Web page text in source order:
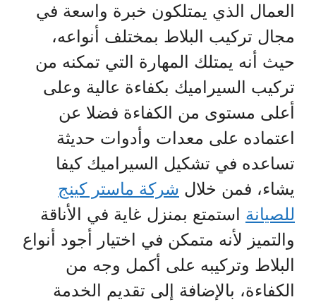
العمال الذي يمتلكون خبرة واسعة في
مجال تركيب البلاط بمختلف أنواعه،
حيث أنه يمتلك المهارة التي تمكنه من
تركيب السيراميك بكفاءة عالية وعلى
أعلى مستوى من الكفاءة فضلا عن
اعتماده على معدات وأدوات حديثة
تساعده في تشكيل السيراميك كيفا
يشاء، فمن خلال شركة ماستر كينج
للصيانة استمتع بمنزل غاية في الأناقة
والتميز لأنه متمكن في اختيار أجود أنواع
البلاط وتركيبه على أكمل وجه من
الكفاءة، بالإضافة إلى تقديم الخدمة